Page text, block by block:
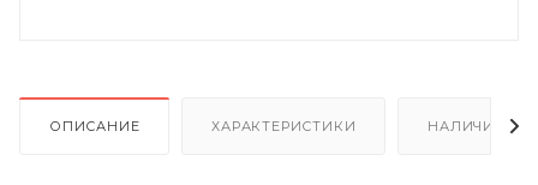
ОПИСАНИЕ ХАРАКТЕРИСТИКИ НАЛИЧИЕ В